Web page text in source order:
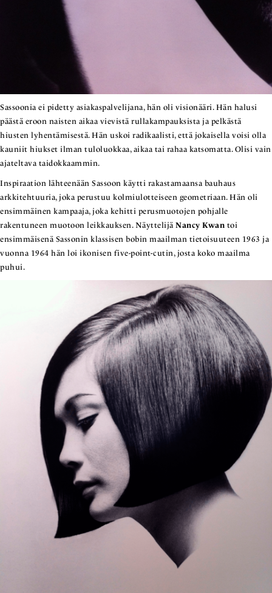
Sassoonia ei pidetty asiakaspalvelijana, hän oli visionääri. Hän halusi
päästä eroon naisten aikaa vievistä rullakampauksista ja pelkästä
hiusten lyhentämisestä. Hän uskoi radikaalisti, että jokaisella voisi olla
kauniit hiukset ilman tuloluokkaa, aikaa tai rahaa katsomatta. Olisi vain
ajateltava taidokkaammin.
Inspiraation lähteenään Sassoon käytti rakastamaansa bauhaus
arkkitehtuuria, joka perustuu kolmiulotteiseen geometriaan. Hän oli
ensimmäinen kampaaja, joka kehitti perusmuotojen pohjalle
rakentuneen muotoon leikkauksen. Näyttelijä Nancy Kwan toi
ensimmäisenä Sassonin klassisen bobin maailman tietoisuuteen 1963 ja
vuonna 1964 hän loi ikonisen five-point-cutin, josta koko maailma
puhui.